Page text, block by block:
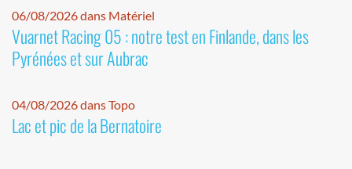
06/08/2026 dans Matériel
Vuarnet Racing 05 : notre test en Finlande, dans les
Pyrénées et sur Aubrac
04/08/2026 dans Topo
Lac et pic de la Bernatoire